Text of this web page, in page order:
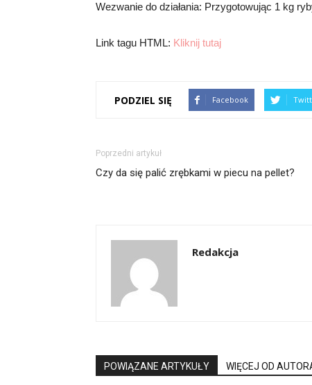
Wezwanie do działania: Przygotowując 1 kg
Link tagu HTML: Kliknij tutaj
PODZIEL SIĘ Facebook
Poprzedni artykuł
Czy da się palić zrębkami w piecu na pellet?
Redakcja
POWIĄZANE ARTYKUŁY WIĘCEJ OD